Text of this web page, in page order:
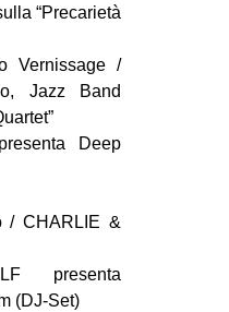
“Precarietà
Vernissage /
Jazz Band
Deep
/ CHARLIE &
presenta
(DJ-Set)